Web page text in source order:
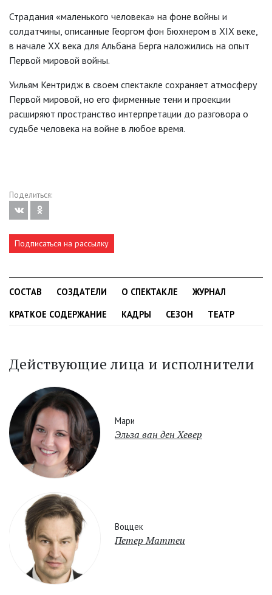
Страдания «маленького человека» на фоне войны и
солдатчины, описанные Георгом фон Бюхнером в XIX веке,
в начале ХХ века для Альбана Берга наложились на опыт
Первой мировой войны.
Уильям Кентридж в своем спектакле сохраняет атмосферу
Первой мировой, но его фирменные тени и проекции
расширяют пространство интерпретации до разговора о
судьбе человека на войне в любое время.
Поделиться:
Подписаться на рассылку
СОСТАВ СОЗДАТЕЛИ О СПЕКТАКЛЕ
ЖУРНАЛ
КРАТКОЕ СОДЕРЖАНИЕ
КАДРЫ СЕЗОН ТЕАТР
Действующие лица и исполнители
Мари
Эльза ван ден Хевер
Воццек
Петер Маттеи